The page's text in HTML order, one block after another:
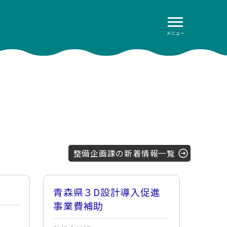
メニュー
青森県３D設計導入促進
事業費補助
整備企画課の新着情報一覧